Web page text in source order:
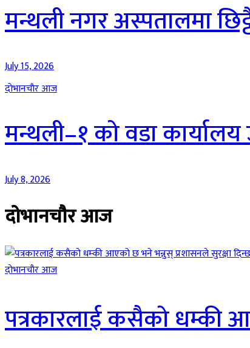
मन्थली नगर अस्पतालमा
July 15, 2026
दाेभानचाैर आज
मन्थली–१ को वडा
July 8, 2026
दाेभानचाैर आज
दाेभानचाैर आज
पत्रकारलाई कसैको धम्की